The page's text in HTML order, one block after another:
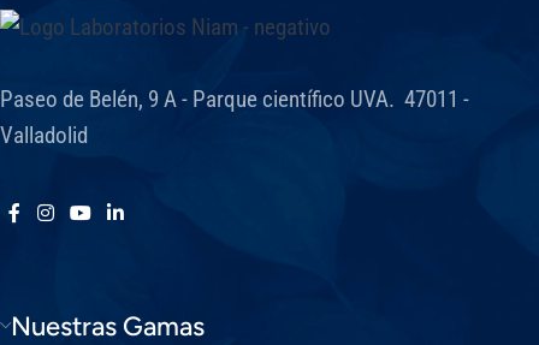
Paseo de Belén, 9 A - Parque científico UVA. 47011 -
Valladolid
Nuestras Gamas